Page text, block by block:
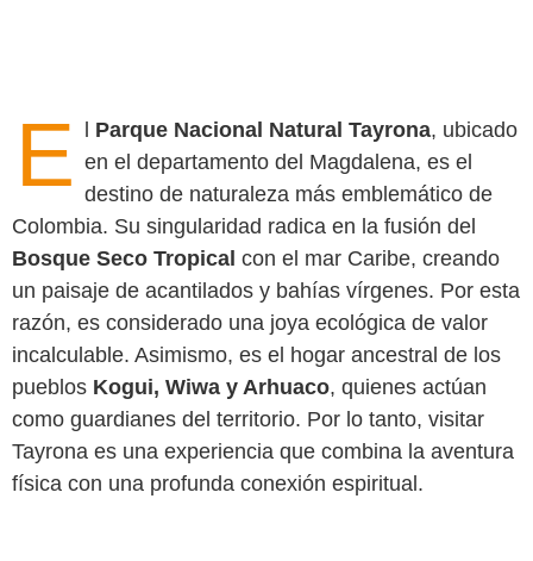
E Parque Nacional Natural Tayrona, ubicado
en el departamento del Magdalena, es el
destino de naturaleza más emblemático de
Colombia. Su singularidad radica en la fusión del
Bosque Seco Tropical con el mar Caribe, creando
un paisaje de acantilados y bahías vírgenes. Por esta
razón, es considerado una joya ecológica de valor
incalculable. Asimismo, es el hogar ancestral de los
pueblos Kogui, Wiwa y Arhuaco, quienes actúan
como guardianes del territorio. Por lo tanto, visitar
Tayrona es una experiencia que combina la aventura
física con una profunda conexión espiritual.